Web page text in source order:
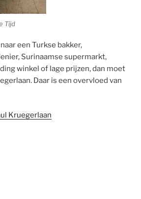
Tijd
een Turkse bakker,
Surinaamse supermarkt,
winkel of lage prijzen, dan moet
Daar is een overvloed van
Kruegerlaan